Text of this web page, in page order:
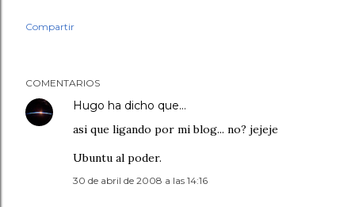
Compartir
COMENTARIOS
Hugo ha dicho que…
asi que ligando por mi blog... no? jejeje
Ubuntu al poder.
30 de abril de 2008 a las 14:16